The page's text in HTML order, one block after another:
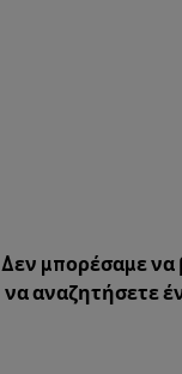
Δεν μπορέσαμε να
να αναζητήσετε